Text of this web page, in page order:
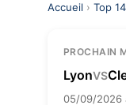
Accueil › Top 14
PROCHAIN
LyonVS
05/09/2026